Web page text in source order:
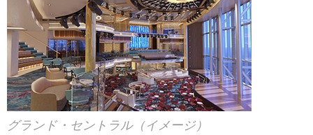
グランド・セントラル（イメージ）